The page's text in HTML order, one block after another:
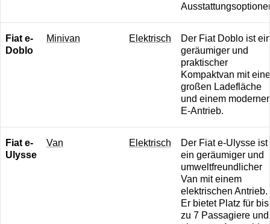
Fiat e-
Doblo
M inivan E lektrisch
Der Fiat Doblo ist
geräumiger und
praktischer
Kompaktvan mit
großen Ladefläche
und einem
E-Antrieb.
Fiat e-
Ulysse
Van E lektrisch
Der Fiat e-Ulysse ist
ein geräumiger und
umweltfreundlicher
Van mit einem
elektrischen Antrieb.
Er bietet Platz für bis
zu 7 Passagiere und